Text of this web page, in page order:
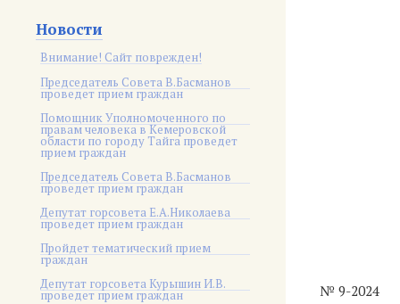
Новости
Внимание! Сайт поврежден!
Председатель Совета В.Басманов
проведет прием граждан
Помощник Уполномоченного по
правам человека в Кемеровской
области по городу Тайга проведет
прием граждан
Председатель Совета В.Басманов
проведет прием граждан
Депутат горсовета Е.А.Николаева
проведет прием граждан
Пройдет тематический прием
граждан
Депутат горсовета Курышин И.В.
проведет прием граждан
№ 9-2024